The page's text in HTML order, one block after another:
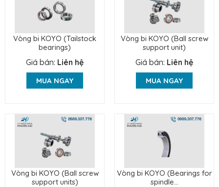
Vòng bi KOYO (Tailstock
bearings)
Giá bán: Liên hệ
MUA NGAY
Vòng bi KOYO (Ball screw
support unit)
Giá bán: Liên hệ
MUA NGAY
Vòng bi KOYO (Ball screw
support units)
Vòng bi KOYO (Bearings for
spindle...